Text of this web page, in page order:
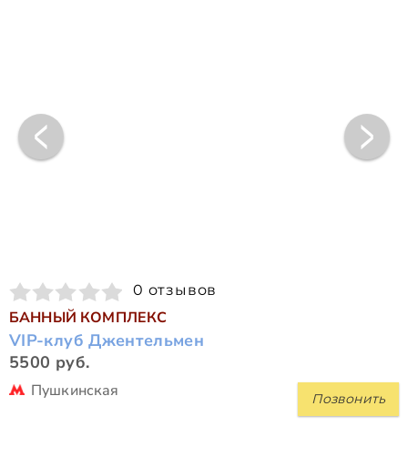
0 отзывов
БАННЫЙ КОМПЛЕКС
VIP-клуб Джентельмен
5500 руб.
Позвонить
Пушкинская